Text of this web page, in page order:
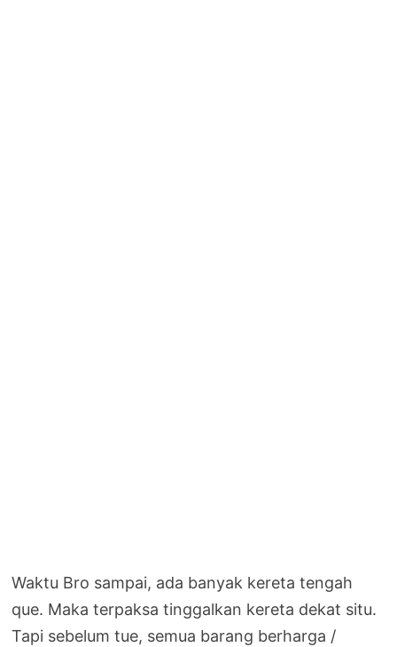
Waktu Bro sampai, ada banyak kereta tengah
que. Maka terpaksa tinggalkan kereta dekat situ.
Tapi sebelum tue, semua barang berharga /